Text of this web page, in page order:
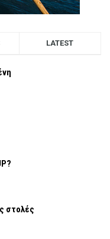
LATEST
στολές